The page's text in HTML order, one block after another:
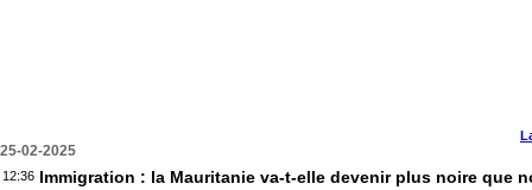
25-02-2025
12:36 Immigration : la Mauritanie va-t-elle devenir plus noire que